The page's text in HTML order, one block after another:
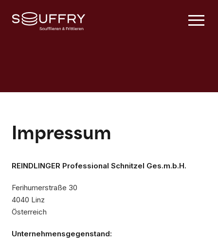
Impressum
REINDLINGER Professional Schnitzel Ges.m.b.H.
Ferihumerstraße 30
4040 Linz
Österreich
Unternehmensgegenstand: